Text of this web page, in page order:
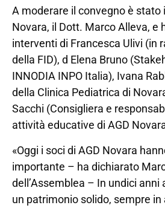
A moderare il convegno è stato
Novara, il Dott. Marco Alleva, e
interventi di Francesca Ulivi (in
della FID), d Elena Bruno
INNODIA INPO Italia), Ivana
della Clinica Pediatrica di
Sacchi (Consigliera e
attività educative di AGD
«Oggi i soci di AGD Novara
importante – ha dichiarato
dell’Assemblea – In undici
un patrimonio solido, sempre